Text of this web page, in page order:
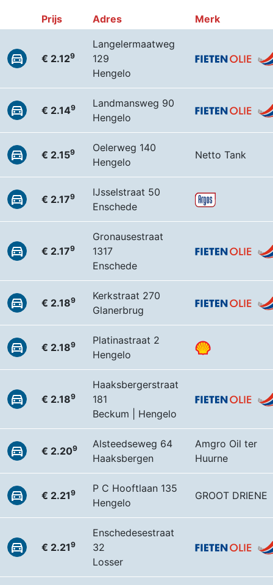
Prijs Adres Merk
€ 2.129
Langelermaatweg
129
Hengelo
€ 2.149
Landmansweg 90
Hengelo
€ 2.159
Oelerweg 140
Hengelo
Netto Tank
€ 2.179
IJsselstraat 50
Enschede
€ 2.179
Gronausestraat
1317
Enschede
€ 2.189
Kerkstraat 270
Glanerbrug
€ 2.189
Platinastraat 2
Hengelo
€ 2.189
Haaksbergerstraat
181
Beckum | Hengelo
€ 2.209
Alsteedseweg 64
Haaksbergen
Amgro Oil ter
Huurne
€ 2.219
P C Hooftlaan 135
Hengelo
GROOT DRIENE
€ 2.219
Enschedesestraat
32
Losser